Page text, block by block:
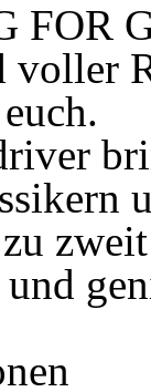
FOR
voller
und